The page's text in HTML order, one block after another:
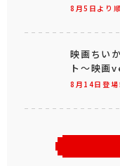
8月5日より
8月14日登場
映画ちい
ト～映画